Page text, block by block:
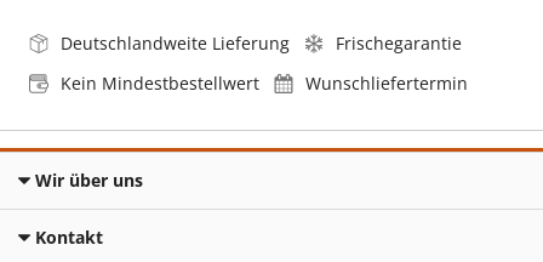
Deutschlandweite Lieferung
Frischegarantie
Kein Mindestbestellwert
Wunschliefertermin
Wir über uns
Kontakt